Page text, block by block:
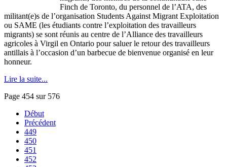
Finch de Toronto, du personnel de l’ATA, des
militant(e)s de l’organisation Students Against Migrant Exploitation
ou SAME (les étudiants contre l’exploitation des travailleurs
migrants) se sont réunis au centre de l’Alliance des travailleurs
agricoles à Virgil en Ontario pour saluer le retour des travailleurs
antillais à l’occasion d’un barbecue de bienvenue organisé en leur
honneur.
Lire la suite...
Page 454 sur 576
Début
Précédent
449
450
451
452